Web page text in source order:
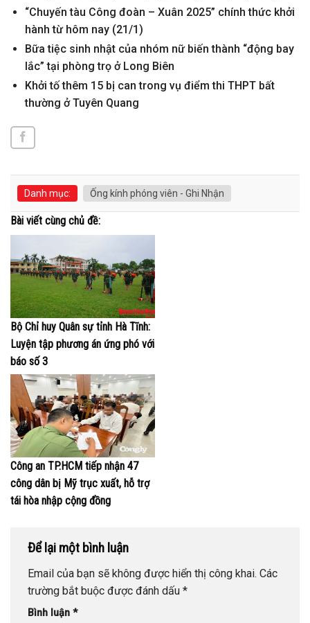
“Chuyến tàu Công đoàn – Xuân 2025” chính thức khởi
hành từ hôm nay (21/1)
Bữa tiệc sinh nhật của nhóm nữ biến thành “động bay
lắc” tại phòng trọ ở Long Biên
Khởi tố thêm 15 bị can trong vụ điểm thi THPT bất
thường ở Tuyên Quang
Danh mục: Ống kính phóng viên - Ghi Nhận
Bài viết cùng chủ đề:
Bộ Chỉ huy Quân sự tỉnh Hà Tĩnh:
Luyện tập phương án ứng phó với
báo số 3
Công an TP.HCM tiếp nhận 47
công dân bị Mỹ trục xuất, hỗ trợ
tái hòa nhập cộng đồng
Để lại một bình luận
Email của bạn sẽ không được hiển thị công khai. Các
trường bắt buộc được đánh dấu *
Bình luận *